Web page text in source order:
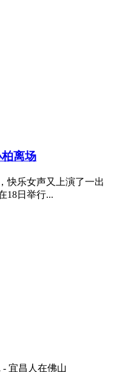
离场
快乐女声又上演了一出
18日举行...
- 宜昌人在佛山